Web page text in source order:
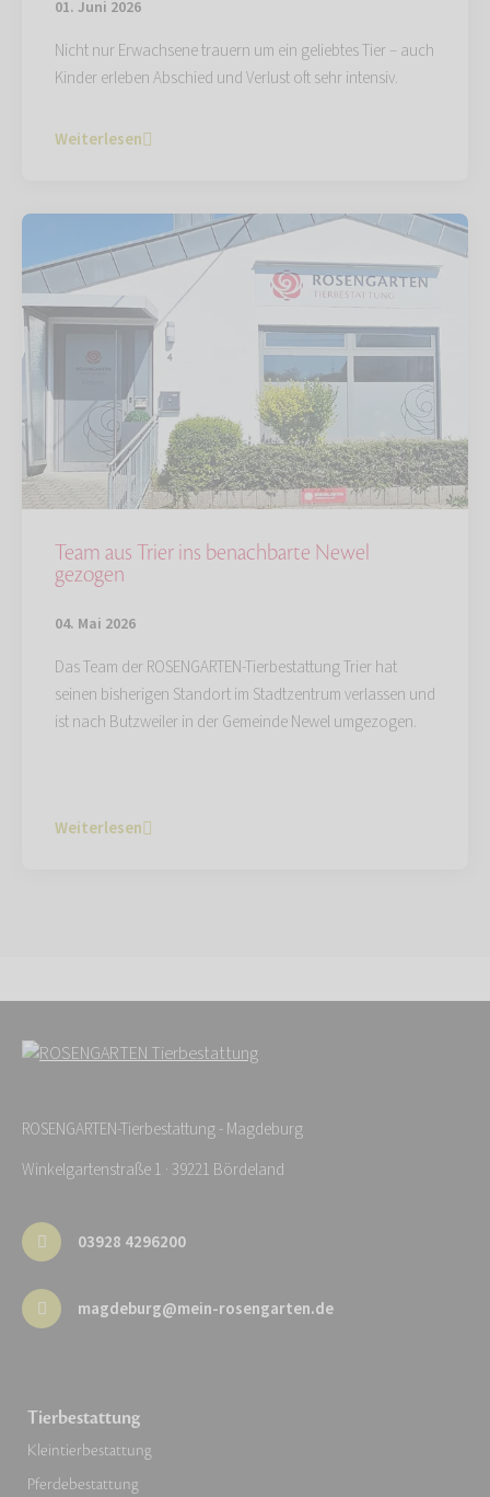
01. Juni 2026
Nicht nur Erwachsene trauern um ein geliebtes Tier – auch
Kinder erleben Abschied und Verlust oft sehr intensiv.
Weiterlesen
Team aus Trier ins benachbarte Newel
gezogen
04. Mai 2026
Das Team der ROSENGARTEN-Tierbestattung Trier hat
seinen bisherigen Standort im Stadtzentrum verlassen und
ist nach Butzweiler in der Gemeinde Newel umgezogen.
Weiterlesen
ROSENGARTEN-Tierbestattung - Magdeburg
Winkelgartenstraße 1 · 39221 Bördeland
03928 4296200
magdeburg@mein-rosengarten.de
Tierbestattung
Kleintierbestattung
Pferdebestattung